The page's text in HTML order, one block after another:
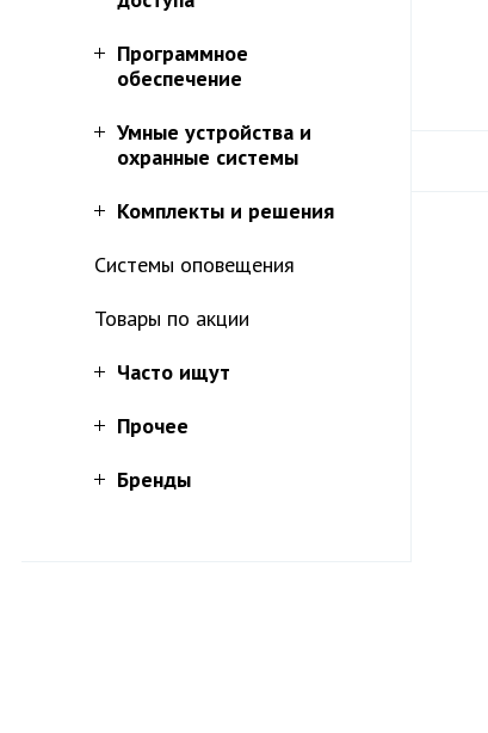
Программное
обеспечение
Умные устройства и
охранные системы
Комплекты и решения
Системы оповещения
Товары по акции
Часто ищут
Прочее
Бренды